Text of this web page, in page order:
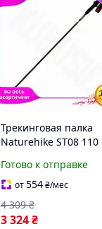
Трекинговая палка
Naturehike ST08 110
туризма бордовая
палка для походов CI-
88
Готово к отправке
от554 ₴/мес
3 324 ₴
4 309 ₴